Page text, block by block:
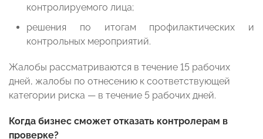
контролируемого лица;
решения по итогам профилактических и
контрольных мероприятий.
Жалобы рассматриваются в течение 15 рабочих
дней, жалобы по отнесению к соответствующей
категории риска — в течение 5 рабочих дней.
Когда бизнес сможет отказать контролерам в
проверке?